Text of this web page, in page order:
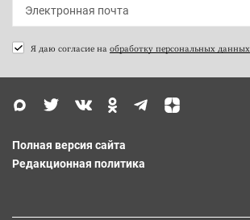
Я даю согласие на обработку персональных данных
Полная версия сайта
Редакционная политика